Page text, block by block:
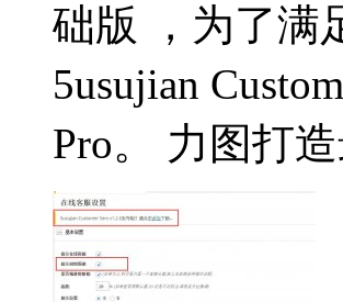
础版 ，为了满
5usujian
Pro。 力图打